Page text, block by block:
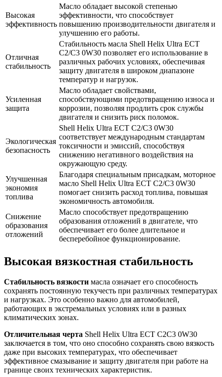
Высокая
эффективность
Масло обладает высокой степенью
эффективности, что способствует
повышению производительности двигателя и
улучшению его работы.
Отличная
стабильность
Стабильность масла Shell Helix Ultra ECT
C2/C3 0W30 позволяет его использование в
различных рабочих условиях, обеспечивая
защиту двигателя в широком диапазоне
температур и нагрузок.
Усиленная
защита
Масло обладает свойствами,
способствующими предотвращению износа и
коррозии, позволяя продлить срок службы
двигателя и снизить риск поломок.
Экологическая
безопасность
Shell Helix Ultra ECT C2/C3 0W30
соответствует международным стандартам
токсичности и эмиссий, способствуя
снижению негативного воздействия на
окружающую среду.
Улучшенная
экономия
топлива
Благодаря специальным присадкам, моторное
масло Shell Helix Ultra ECT C2/C3 0W30
помогает снизить расход топлива, повышая
экономичность автомобиля.
Снижение
образования
отложений
Масло способствует предотвращению
образования отложений в двигателе, что
обеспечивает его более длительное и
бесперебойное функционирование.
Высокая вязкостная стабильность
Стабильность вязкости масла означает его способность
сохранять постоянную текучесть при различных температурах
и нагрузках. Это особенно важно для автомобилей,
работающих в экстремальных условиях или в разных
климатических зонах.
Отличительная черта Shell Helix Ultra ECT C2C3 0W30
заключается в том, что оно способно сохранять свою вязкость
даже при высоких температурах, что обеспечивает
эффективное смазывание и защиту двигателя при работе на
границе своих технических характеристик.